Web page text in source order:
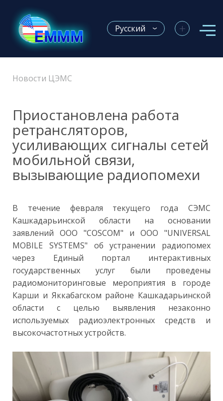
Русский +
Новости ЦЭМС
Приостановлена ​​работа
ретрансляторов,
усиливающих сигналы сетей
мобильной связи,
вызывающие радиопомехи
В течение февраля текущего года СЭМС
Кашкадарьинской области на основании
заявлений ООО "COSCOM" и ООО "UNIVERSAL
MOBILE SYSTEMS" об устранении радиопомех
через Единый портал интерактивных
государственных услуг были проведены
радиомониторинговые мероприятия в городе
Карши и Яккабагском районе Кашкадарьинской
области с целью выявления незаконно
используемых радиоэлектронных средств и
высокочастотных устройств.